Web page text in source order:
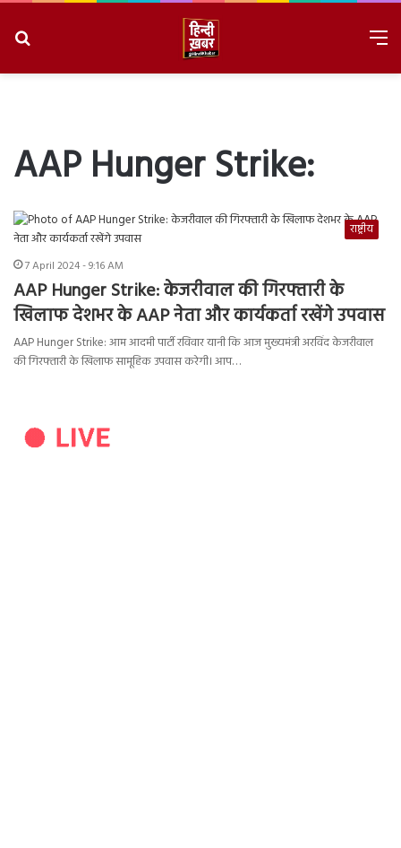
AAP Hunger Strike:
राष्ट्रीय
7 April 2024 - 9:16 AM
AAP Hunger Strike: केजरीवाल की गिरफ्तारी के
खिलाफ देशभर के AAP नेता और कार्यकर्ता रखेंगे उपवास
AAP Hunger Strike: आम आदमी पार्टी रविवार यानी कि आज मुख्यमंत्री अरविंद केजरीवाल
की गिरफ्तारी के खिलाफ सामूहिक उपवास करेगी। आप…